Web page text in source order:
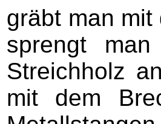
gräbt man
sprengt
Streichholz
mit dem